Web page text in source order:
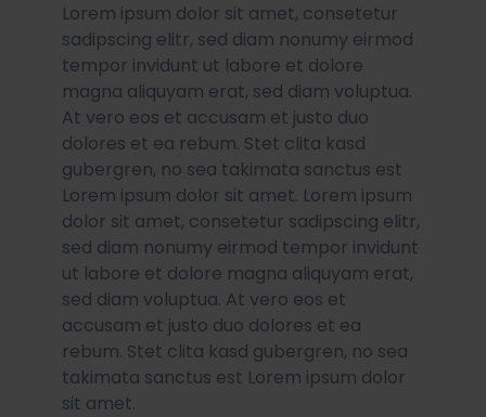
Lorem ipsum dolor sit amet, consetetur
sadipscing elitr, sed diam nonumy eirmod
tempor invidunt ut labore et dolore
magna aliquyam erat, sed diam voluptua.
At vero eos et accusam et justo duo
dolores et ea rebum. Stet clita kasd
gubergren, no sea takimata sanctus est
Lorem ipsum dolor sit amet. Lorem ipsum
dolor sit amet, consetetur sadipscing elitr,
sed diam nonumy eirmod tempor invidunt
ut labore et dolore magna aliquyam erat,
sed diam voluptua. At vero eos et
accusam et justo duo dolores et ea
rebum. Stet clita kasd gubergren, no sea
takimata sanctus est Lorem ipsum dolor
sit amet.